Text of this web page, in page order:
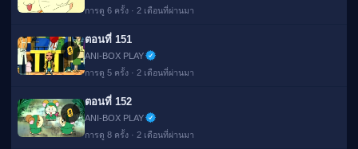
การดู 6 ครั้ง · 2 เดือนที่ผ่านมา
🔒
ตอนที่ 151
ANI-BOX PLAY
การดู 5 ครั้ง · 2 เดือนที่ผ่านมา
🔒
ตอนที่ 152
ANI-BOX PLAY
การดู 8 ครั้ง · 2 เดือนที่ผ่านมา